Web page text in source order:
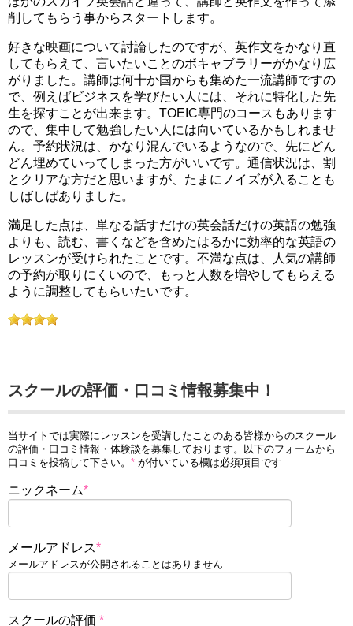
削してもらう事からスタートします。
好きな映画について討論したのですが、英作文をかなり直
してもらえて、言いたいことのボキャブラリーがかなり広
がりました。講師は何十か国からも集めた一流講師ですの
で、例えばビジネスを学びたい人には、それに特化した先
生を探すことが出来ます。TOEIC専門のコースもあります
ので、集中して勉強したい人には向いているかもしれませ
ん。予約状況は、かなり混んでいるようなので、先にどん
どん埋めていってしまった方がいいです。通信状況は、割
とクリアな方だと思いますが、たまにノイズが入ることも
しばしばありました。
満足した点は、単なる話すだけの英会話だけの英語の勉強
よりも、読む、書くなどを含めたはるかに効率的な英語の
レッスンが受けられたことです。不満な点は、人気の講師
の予約が取りにくいので、もっと人数を増やしてもらえる
ように調整してもらいたいです。
スクールの評価・口コミ情報募集中！
当サイトでは実際にレッスンを受講したことのある皆様からのスクール
の評価・口コミ情報・体験談を募集しております。以下のフォームから
口コミを投稿して下さい。 * が付いている欄は必須項目です
ニックネーム*
メールアドレス*
メールアドレスが公開されることはありません
スクールの評価 *